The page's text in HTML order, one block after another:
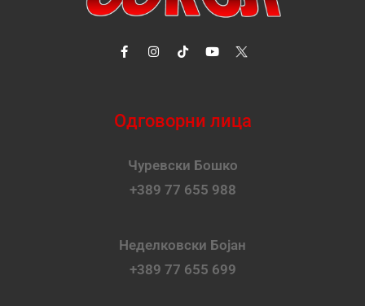
Одговорни лица
Чуревски Бошко
+389 77 655 988
Неделковски Бојан
+389 77 655 699